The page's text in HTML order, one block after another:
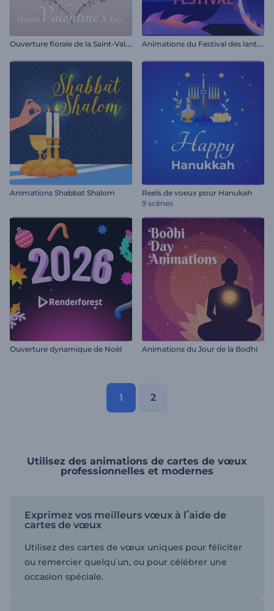
O
uverture florale de la Saint-Valentin A
nimations du Festival des lanternes
Animations Shabbat Shalom
Reels de voeux pour Hanukah
9 scènes
Ouverture dynamique de Noël Animations du Jour de la Bodhi
1 2
Utilisez des animations de cartes de vœux
professionnelles et modernes
Exprimez vos meilleurs vœux à l՛aide de
cartes de vœux
Utilisez des cartes de vœux uniques pour féliciter
ou remercier quelqu՛un, ou pour célébrer une
occasion spéciale.